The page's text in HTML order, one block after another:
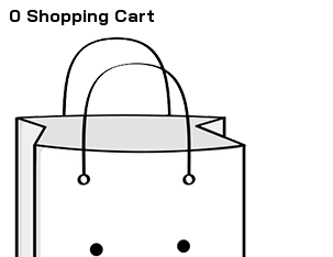
0 Shopping Cart